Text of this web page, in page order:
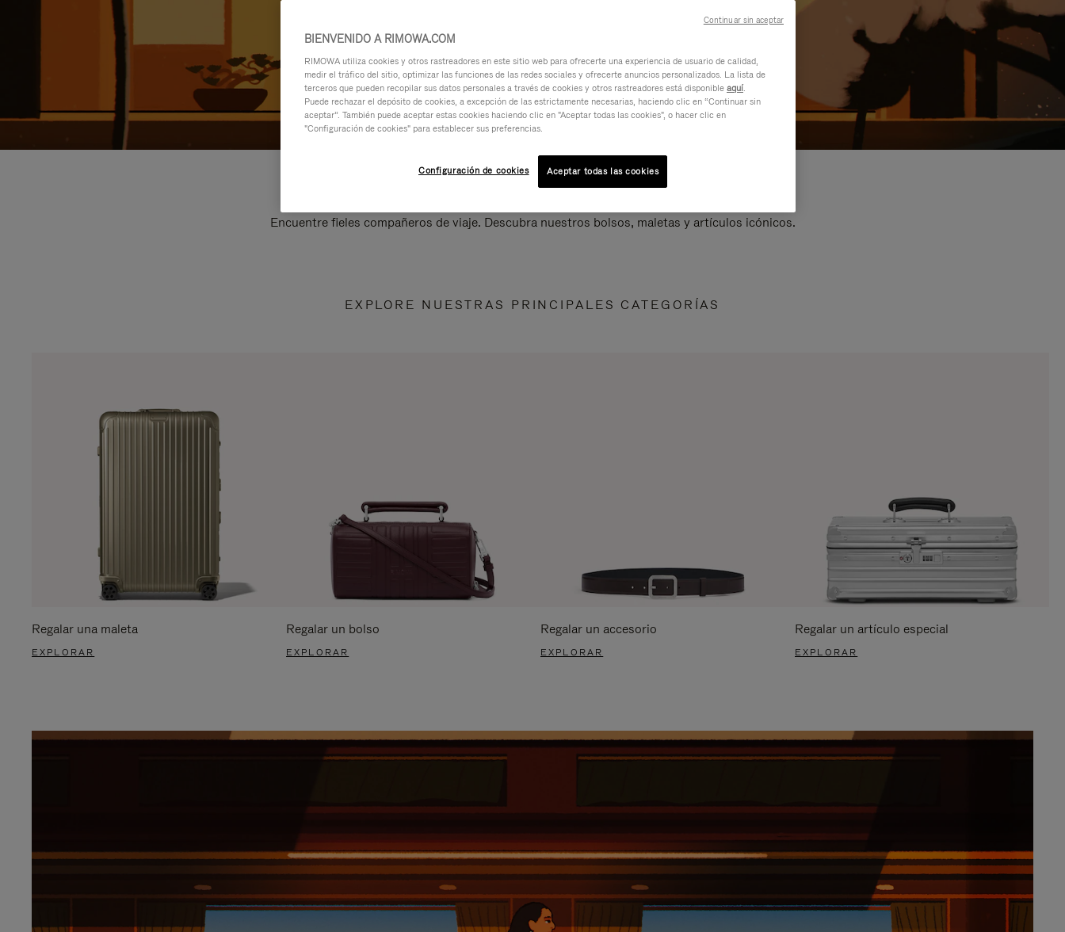
Encuentre fieles compañeros de viaje. Descubra nuestros bolsos, maletas y artículos icónicos.
EXPLORE NUESTRAS PRINCIPALES CATEGORÍAS
Regalar una maleta
EXPLORAR
Regalar un bolso
EXPLORAR
Regalar un accesorio
EXPLORAR
Regalar un artículo especial
EXPLORAR
BIENVENIDO A RIMOWA.COM
RIMOWA utiliza cookies y otros rastreadores en este sitio web para ofrecerte una experiencia de usuario de calidad,
medir el tráfico del sitio, optimizar las funciones de las redes sociales y ofrecerte anuncios personalizados. La lista de
terceros que pueden recopilar sus datos personales a través de cookies y otros rastreadores está disponibleaquí.
Puede rechazar el depósito de cookies, a excepción de las estrictamente necesarias, haciendo clic en “Continuar sin
aceptar”. También puede aceptar estas cookies haciendo clic en "Aceptar todas las cookies", o hacer clic en
"Configuración de cookies" para establecer sus preferencias.
Configuración de cookies Aceptar todas las cookies
Continuar sin aceptar